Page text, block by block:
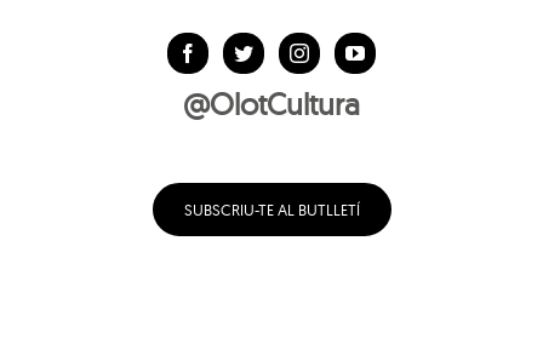
@OlotCultura
SUBSCRIU-TE AL BUTLLETÍ